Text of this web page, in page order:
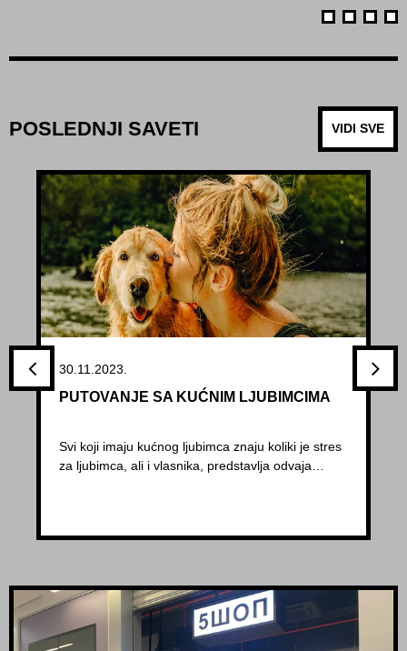
POSLEDNJI SAVETI VIDI SVE
30.11.2023.
PUTOVANJE SA KUĆNIM LJUBIMCIMA
Svi koji imaju kućnog ljubimca znaju koliki je stres
za ljubimca, ali i vlasnika, predstavlja odvaja…